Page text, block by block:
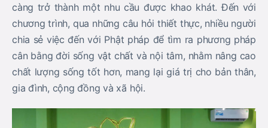
càng trở thành một nhu cầu được khao khát. Đến với
chương trình, qua những câu hỏi thiết thực, nhiều người
chia sẻ việc đến với Phật pháp để tìm ra phương pháp
cân bằng đời sống vật chất và nội tâm, nhằm nâng cao
chất lượng sống tốt hơn, mang lại giá trị cho bản thân,
gia đình, cộng đồng và xã hội.